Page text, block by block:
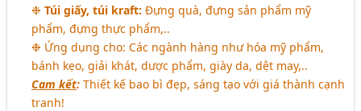
❉Túi giấy, túi kraft: Đựng quà, đựng sản phẩm mỹ
phẩm, đựng thực phẩm,..
❉ Ứng dụng cho: Các ngành hàng như hóa mỹ phẩm,
bánh kẹo, giải khát, dược phẩm, giày da, dệt may,..
Cam kết: Thiết kế bao bì đẹp, sáng tạo với giá thành cạnh
tranh!